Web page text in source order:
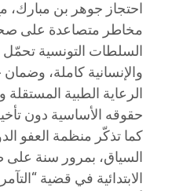
احتجاز جوهر بن مبارك،
مخاطر متصاعدة على
السلطات التونسية تحمّل
والإنسانية كاملة، وضمان
الرعاية الطبية المستقلة
حقوقه الأساسية دون
كما تذكّر منظمة العفو
السياق، بمرور سنة على
الابتدائية في قضية